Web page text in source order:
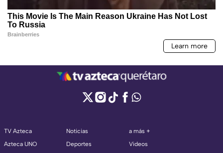
TV Azteca
Azteca UNO
Noticias
Deportes
a más +
Videos